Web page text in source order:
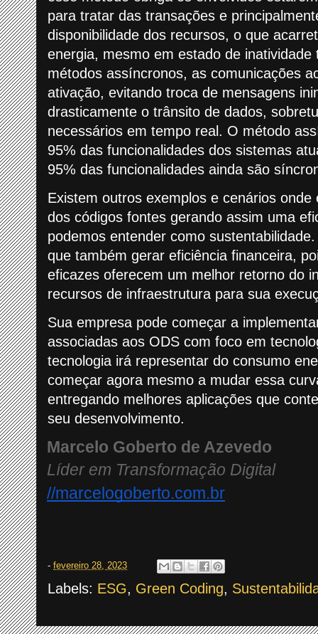
para tratar das transações e
disponibilidade dos recursos, o que
energia, mesmo em estado de
métodos assíncronos, as comunicações
ativação, evitando troca de mensagens
drasticamente o trânsito de dados,
necessários em tempo real. O método
95% das funcionalidades dos sistemas
95% das funcionalidades ainda são
Existem outros exemplos e cenários
dos códigos fontes gerando assim uma
podemos entender como
que também gerar eficiência financeira,
eficazes oferecem um melhor retorno do
recursos de infraestrutura para sua
Sua empresa pode começar a
associadas aos ODS com foco em
tecnologia irá representar do consumo
começar agora mesmo a mudar essa
entregando melhores aplicações que
seu desenvolvimento.
Marcelo Goberto de Azevedo
Líder em Transformação Digital
//marcelogoberto.com.br
- fevereiro 28, 2023
Labels: ESG, Green Coding,